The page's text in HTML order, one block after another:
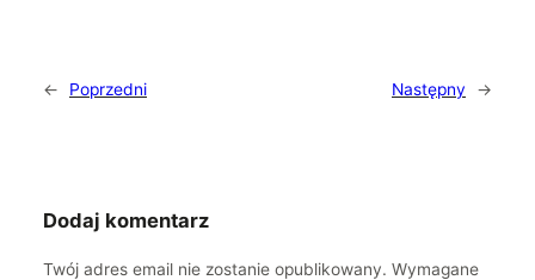
← Poprzedni Następny →
Dodaj komentarz
Twój adres email nie zostanie opublikowany. Wymagane